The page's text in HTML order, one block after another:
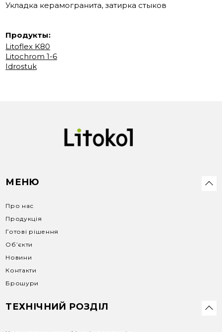
Укладка керамогранита, затирка стыков
Продукты:
Litoflex K80
Litochrom 1-6
Idrostuk
МЕНЮ
Про нас
Продукція
Готові рішення
Об’єкти
Новини
Контакти
Брошури
ТЕХНІЧНИЙ РОЗДІЛ